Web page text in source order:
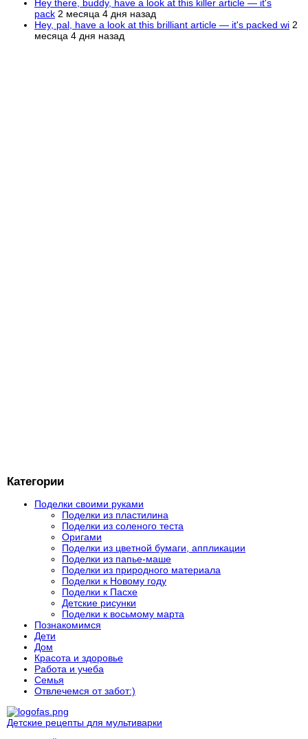
Hey there, buddy, have a look at this killer article — it's
pack 2 месяца 4 дня назад
Hey, pal, have a look at this brilliant article — it's packed wi 2
месяца 4 дня назад
Категории
Поделки своими руками
Поделки из пластилина
Поделки из соленого теста
Оригами
Поделки из цветной бумаги, аппликации
Поделки из папье-маше
Поделки из природного материала
Поделки к Новому году
Поделки к Пасхе
Детские рисунки
Поделки к восьмому марта
Познакомимся
Дети
Дом
Красота и здоровье
Работа и учеба
Семья
Отвлечемся от забот:)
Детские рецепты для мультиварки